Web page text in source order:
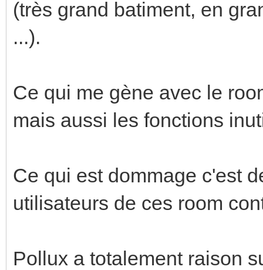
(très grand batiment, en
...).
Ce qui me gène avec le
mais aussi les fonctions
Ce qui est dommage c'est
utilisateurs de ces room
Pollux a totalement raison